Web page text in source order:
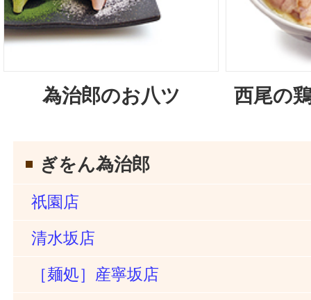
為治郎のお八ツ 西尾の
ぎをん為治郎
祇園店
清水坂店
［麺処］産寧坂店